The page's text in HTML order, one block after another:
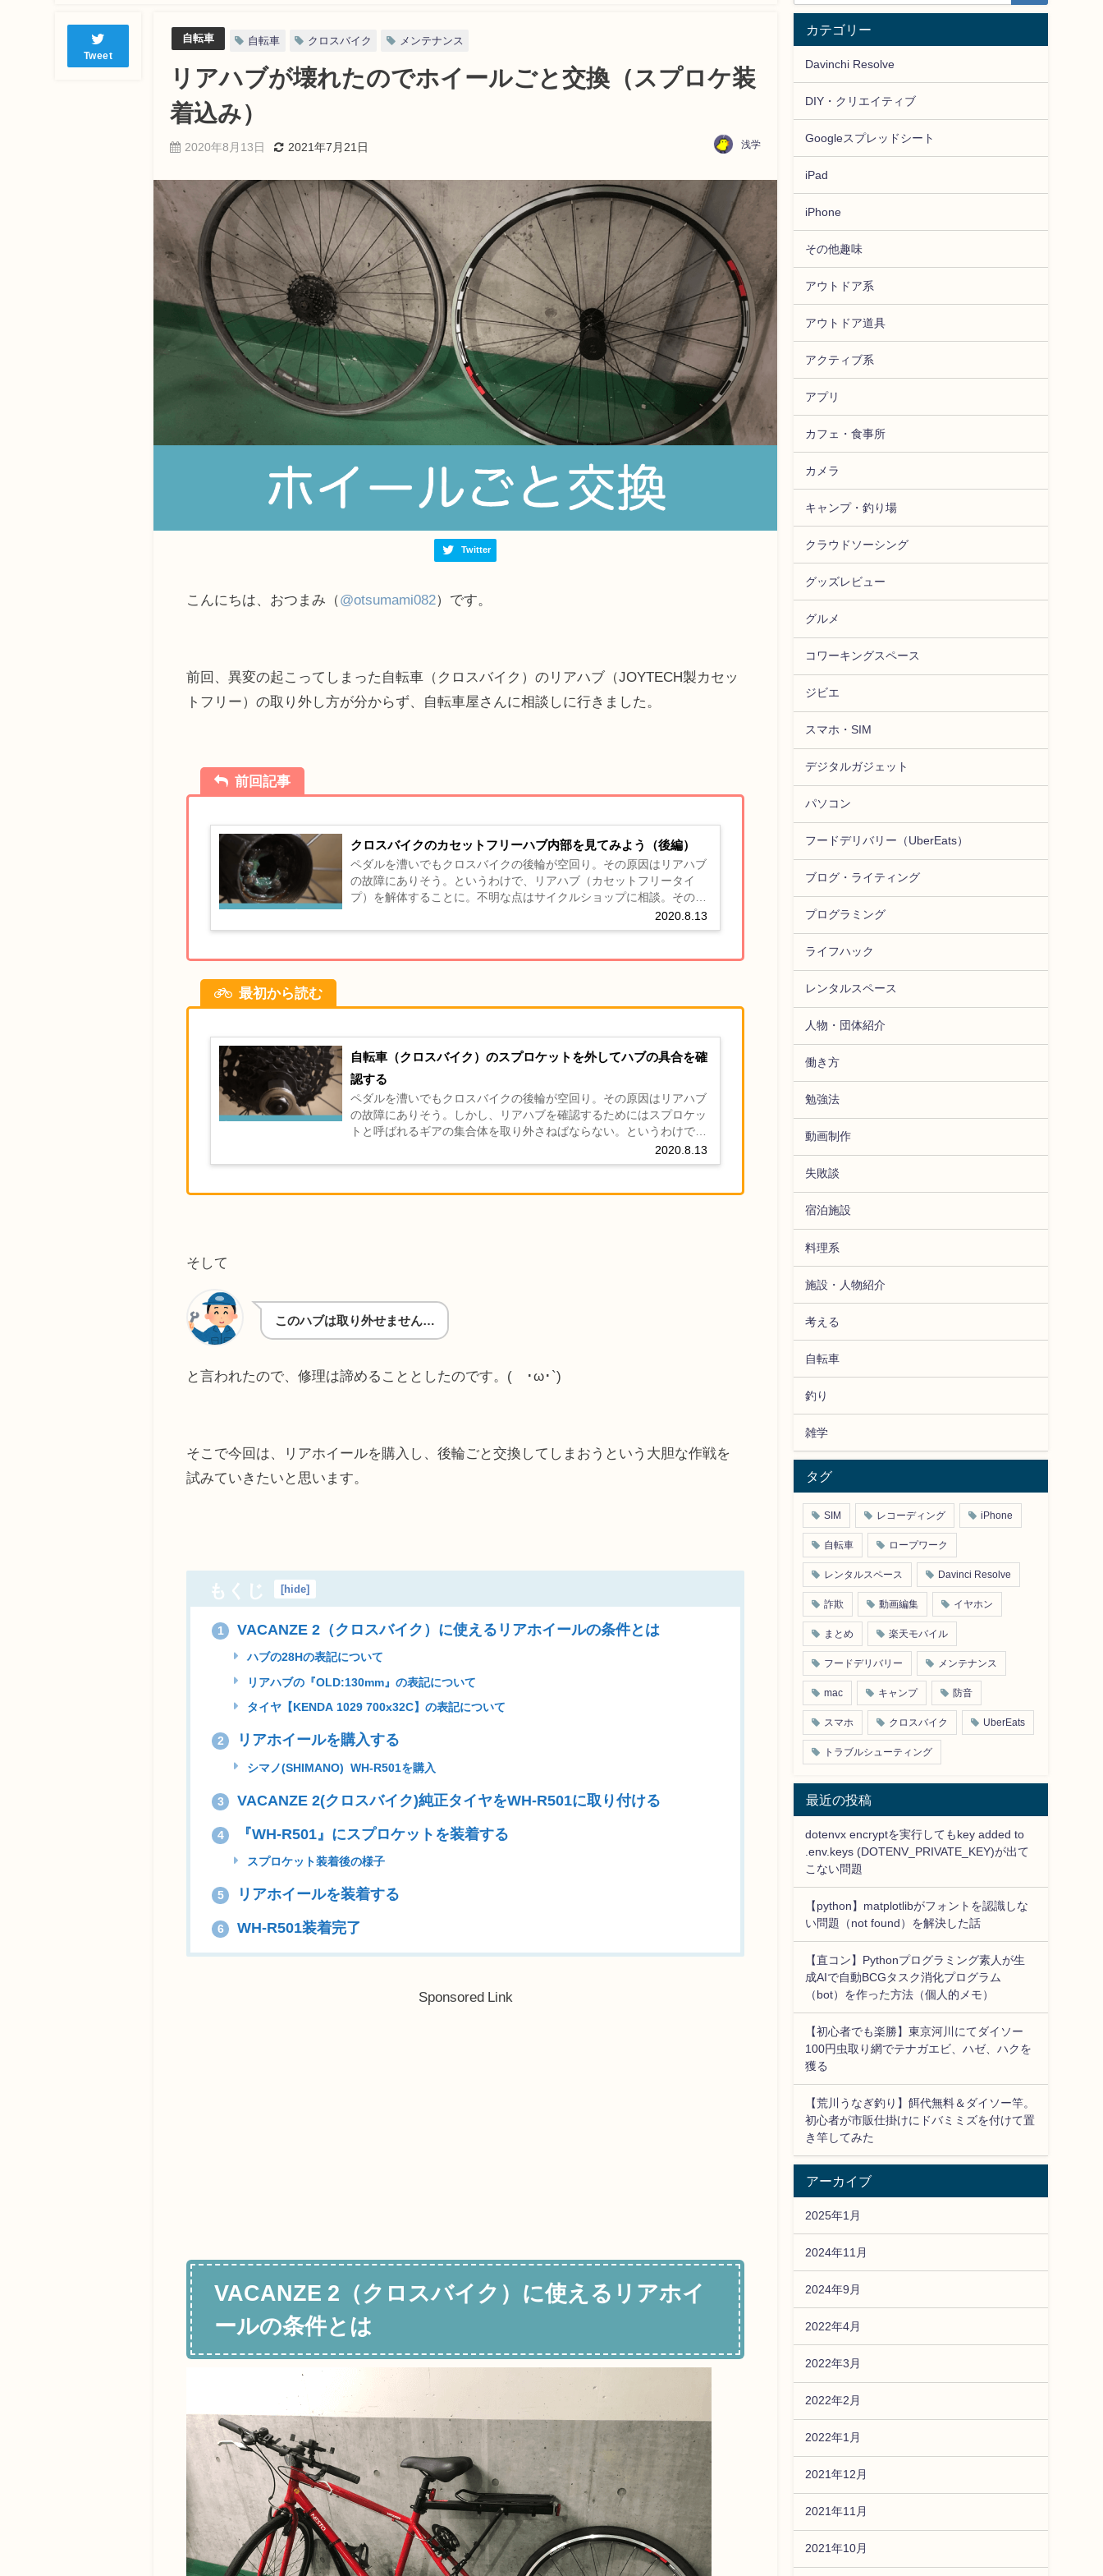
Tweet
自転車 自転車 クロスバイク メンテナンス
リアハブが壊れたのでホイールごと交換（スプロケ装
着込み）
2020年8月13日 2021年7月21日 浅学
Twitter
こんにちは、おつまみ（@otsumami082）です。
前回、異変の起こってしまった自転車（クロスバイク）のリアハブ（JOYTECH製カセッ
トフリー）の取り外し方が分からず、自転車屋さんに相談しに行きました。
前回記事
クロスバイクのカセットフリーハブ内部を見てみよう（後編）
2020.8.13
ペダルを漕いでもクロスバイクの後輪が空回り。その原因はリアハブ
の故障にありそう。というわけで、リアハブ（カセットフリータイ
プ）を解体することに。不明な点はサイクルショップに相談。その時
最初から読む
自転車（クロスバイク）のスプロケットを外してハブの具合を確
認する
2020.8.13
ペダルを漕いでもクロスバイクの後輪が空回り。その原因はリアハブ
の故障にありそう。しかし、リアハブを確認するためにはスプロケッ
トと呼ばれるギアの集合体を取り外さねばならない。というわけで、
スプロケット外しを試みることに。その時の工程を画像付きで解
説。...
そして
このハブは取り外せません…
と言われたので、修理は諦めることとしたのです。(´･ω･`)
そこで今回は、リアホイールを購入し、後輪ごと交換してしまおうという大胆な作戦を
試みていきたいと思います。
もくじ [hide]
1 VACANZE 2（クロスバイク）に使えるリアホイールの条件とは
ハブの28Hの表記について
リアハブの『OLD:130mm』の表記について
タイヤ【KENDA 1029 700x32C】の表記について
2 リアホイールを購入する
シマノ(SHIMANO) WH-R501を購入
3 VACANZE 2(クロスバイク)純正タイヤをWH-R501に取り付ける
4 『WH-R501』にスプロケットを装着する
スプロケット装着後の様子
5 リアホイールを装着する
6 WH-R501装着完了
Sponsored Link
VACANZE 2（クロスバイク）に使えるリアホイ
ールの条件とは
カテゴリー
Davinchi Resolve
DIY・クリエイティブ
Googleスプレッドシート
iPad
iPhone
その他趣味
アウトドア系
アウトドア道具
アクティブ系
アプリ
カフェ・食事所
カメラ
キャンプ・釣り場
クラウドソーシング
グッズレビュー
グルメ
コワーキングスペース
ジビエ
スマホ・SIM
デジタルガジェット
パソコン
フードデリバリー（UberEats）
ブログ・ライティング
プログラミング
ライフハック
レンタルスペース
人物・団体紹介
働き方
勉強法
動画制作
失敗談
宿泊施設
料理系
施設・人物紹介
考える
自転車
釣り
雑学
タグ
SIM レコーディング iPhone
自転車 ロープワーク
レンタルスペース Davinci Resolve
詐欺 動画編集 イヤホン
まとめ 楽天モバイル
フードデリバリー メンテナンス
mac キャンプ 防音
スマホ クロスバイク UberEats
トラブルシューティング
最近の投稿
dotenvx encryptを実行してもkey added to
.env.keys (DOTENV_PRIVATE_KEY)が出て
こない問題
【python】matplotlibがフォントを認識しな
い問題（not found）を解決した話
【直コン】Pythonプログラミング素人が生
成AIで自動BCGタスク消化プログラム
（bot）を作った方法（個人的メモ）
【初心者でも楽勝】東京河川にてダイソー
100円虫取り網でテナガエビ、ハゼ、ハクを
獲る
【荒川うなぎ釣り】餌代無料＆ダイソー竿。
初心者が市販仕掛けにドバミミズを付けて置
き竿してみた
アーカイブ
2025年1月
2024年11月
2024年9月
2022年4月
2022年3月
2022年2月
2022年1月
2021年12月
2021年11月
2021年10月